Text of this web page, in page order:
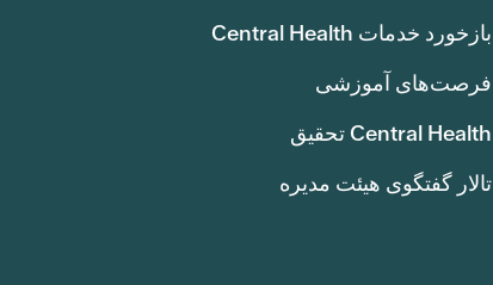
بازخورد خدمات Central Health
فرصت‌های آموزشی
Central Health تحقیق
تالار گفتگوی هیئت مدیره